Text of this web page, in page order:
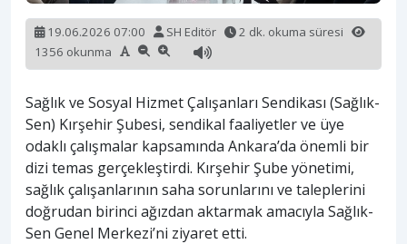
19.06.2026 07:00 SH Editör
2 dk. okuma süresi
1356 okunma
Sağlık ve Sosyal Hizmet Çalışanları Sendikası (Sağlık-
Sen) Kırşehir Şubesi, sendikal faaliyetler ve üye
odaklı çalışmalar kapsamında Ankara’da önemli bir
dizi temas gerçekleştirdi. Kırşehir Şube yönetimi,
sağlık çalışanlarının saha sorunlarını ve taleplerini
doğrudan birinci ağızdan aktarmak amacıyla Sağlık-
Sen Genel Merkezi’ni ziyaret etti.